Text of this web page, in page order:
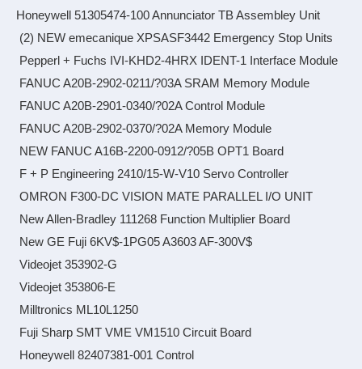
Honeywell 51305474-100 Annunciator TB Assembley Unit
(2) NEW emecanique XPSASF3442 Emergency Stop Units
Pepperl + Fuchs IVI-KHD2-4HRX IDENT-1 Interface Module
FANUC A20B-2902-0211/?03A SRAM Memory Module
FANUC A20B-2901-0340/?02A Control Module
FANUC A20B-2902-0370/?02A Memory Module
NEW FANUC A16B-2200-0912/?05B OPT1 Board
F + P Engineering 2410/15-W-V10 Servo Controller
OMRON F300-DC VISION MATE PARALLEL I/O UNIT
New Allen-Bradley 111268 Function Multiplier Board
New GE Fuji 6KV$-1PG05 A3603 AF-300V$
Videojet 353902-G
Videojet 353806-E
Milltronics ML10L1250
Fuji Sharp SMT VME VM1510 Circuit Board
Honeywell 82407381-001 Control